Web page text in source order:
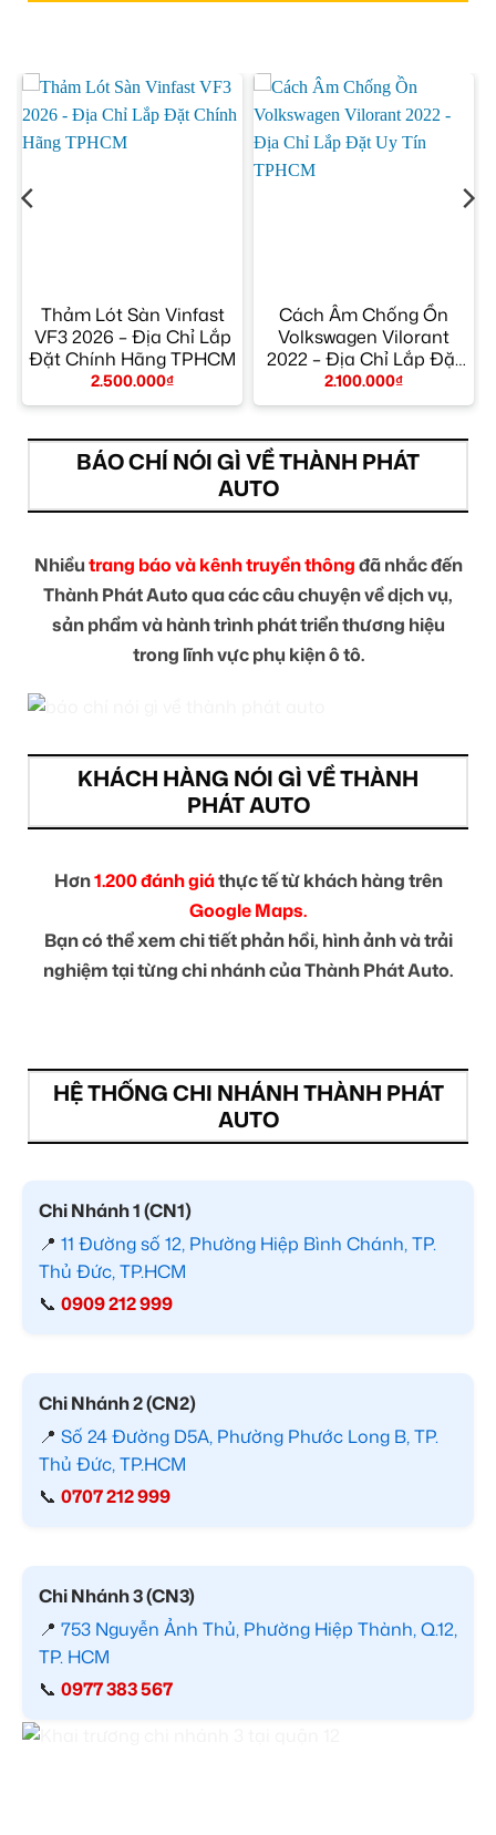
Thảm Lót Sàn Vinfast
VF3 2026 – Địa Chỉ Lắp
Đặt Chính Hãng TPHCM
2.500.000₫
Cách Âm Chống Ồn
Volkswagen Vilorant
2022 – Địa Chỉ Lắp Đặt
Uy Tín TPHCM
2.100.000₫
BÁO CHÍ NÓI GÌ VỀ THÀNH PHÁT
AUTO
Nhiềutrang báo và kênh truyền thôngđã nhắc đến
Thành Phát Auto qua các câu chuyện về dịch vụ,
sản phẩm và hành trình phát triển thương hiệu
trong lĩnh vực phụ kiện ô tô.
KHÁCH HÀNG NÓI GÌ VỀ THÀNH
PHÁT AUTO
Hơn1.200 đánh giáthực tế từ khách hàng trên
Google Maps.
Bạn có thể xem chi tiết phản hồi, hình ảnh và trải
nghiệm tại từng chi nhánh của Thành Phát Auto.
HỆ THỐNG CHI NHÁNH THÀNH PHÁT
AUTO
Chi Nhánh 1 (CN1)
📍 11 Đường số 12, Phường Hiệp Bình Chánh, TP.
Thủ Đức, TP.HCM
📞 0909 212 999
Chi Nhánh 2 (CN2)
📍 Số 24 Đường D5A, Phường Phước Long B, TP.
Thủ Đức, TP.HCM
📞 0707 212 999
Chi Nhánh 3 (CN3)
📍 753 Nguyễn Ảnh Thủ, Phường Hiệp Thành, Q.12,
TP. HCM
📞 0977 383 567